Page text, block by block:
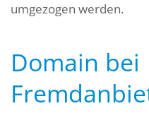
umgezogen werden.
Domain bei